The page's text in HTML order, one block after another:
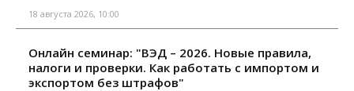
18 августа 2026, 10:00
Онлайн семинар: "ВЭД – 2026. Новые правила,
налоги и проверки. Как работать с импортом и
экспортом без штрафов"